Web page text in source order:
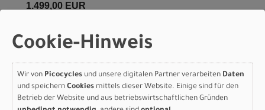
1.499,00 EUR
IN DEN WARENKORB
Scott Speedster Gravel
30 - black - S
Cookie-Hinweis
Wir von Picocycles und unsere digitalen Partner verarbeiten Daten
und speichern Cookies mittels dieser Website. Einige sind für den
Betrieb der Website und aus betriebswirtschaftlichen Gründen